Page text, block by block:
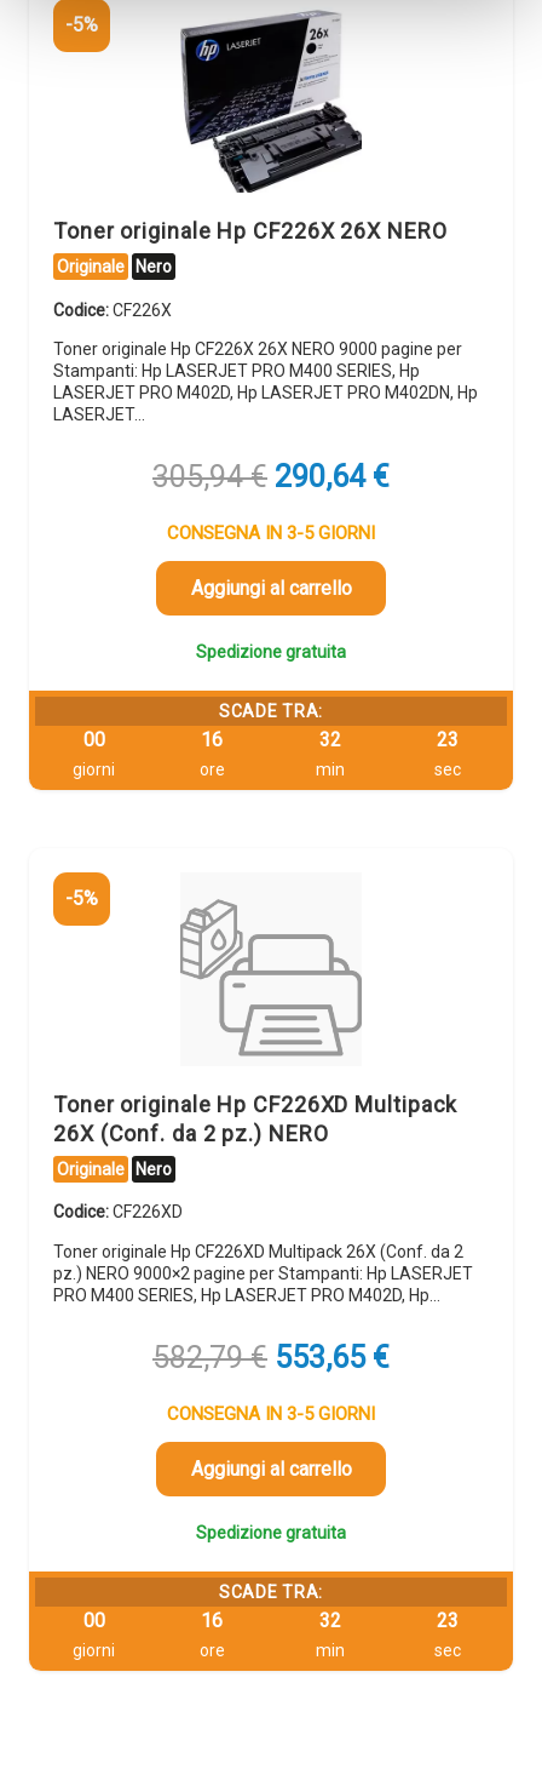
-5%
Toner originale Hp CF226X 26X NERO
Originale Nero
Codice:CF226X
Toner originale Hp CF226X 26X NERO 9000 pagine per
Stampanti: Hp LASERJET PRO M400 SERIES, Hp
LASERJET PRO M402D, Hp LASERJET PRO M402DN, Hp
LASERJET…
305,94€ Il
originale
era:
305,94 €.
290,64 €Il
CONSEGNA IN 3-5 GIORNI
Aggiungi al carrello
Spedizione gratuita
SCADE TRA:
00
giorni
16
ore
32
min
23
sec
-5%
Toner originale Hp CF226XD Multipack
26X (Conf. da 2 pz.) NERO
Originale Nero
Codice:CF226XD
Toner originale Hp CF226XD Multipack 26X (Conf. da 2
pz.) NERO 9000×2 pagine per Stampanti: Hp LASERJET
PRO M400 SERIES, Hp LASERJET PRO M402D, Hp…
582,79€ Il
originale
era:
582,79 €.
553,65 €Il
CONSEGNA IN 3-5 GIORNI
Aggiungi al carrello
Spedizione gratuita
SCADE TRA:
00
giorni
16
ore
32
min
23
sec